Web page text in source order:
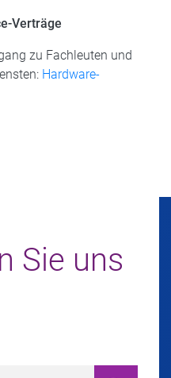
Verträge
zu Fachleuten und
Hardware-
Sie uns